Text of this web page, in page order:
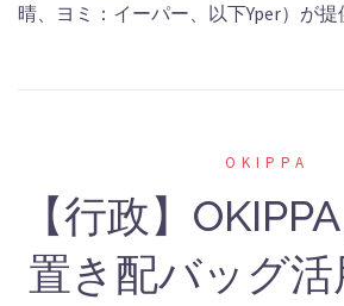
晴、ヨミ：イーパー、以下Yper）が
OKIPPA
【行政】
置き配バッグ活